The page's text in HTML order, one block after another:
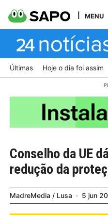
MENU
Últimas Hoje o dia foi assim
Conselho da UE
redução da
MadreMedia / Lusa 5 jun